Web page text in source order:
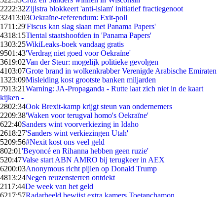
2222:32Zijlstra blokkeert 'anti-islam' initiatief fractiegenoot
32413:03Oekraïne-referendum: Exit-poll
1711:29'Fiscus kan slag slaan met Panama Papers'
4318:15Tiental staatshoofden in 'Panama Papers'
1303:25WikiLeaks-boek vandaag gratis
9501:43'Verdrag niet goed voor Oekraïne'
3619:02Van der Steur: mogelijk politieke gevolgen
4103:07Grote brand in wolkenkrabber Verenigde Arabische Emiraten
1323:09Misleiding kost grootste banken miljarden
7913:21Warning: JA-Propaganda - Rutte laat zich niet in de kaart
kijken -
2802:34Ook Brexit-kamp krijgt steun van ondernemers
2209:38'Waken voor terugval homo's Oekraïne'
622:40Sanders wint voorverkiezing in Idaho
2618:27'Sanders wint verkiezingen Utah'
5209:56#Nexit kost ons veel geld
802:01'Beyoncé en Rihanna hebben geen ruzie'
520:47Valse start ABN AMRO bij terugkeer in AEX
6200:03Anonymous richt pijlen op Donald Trump
4813:24Negen reuzensterren ontdekt
2117:44De week van het geld
6217:57Radarbeeld bewijst extra kamers Toetanchamon